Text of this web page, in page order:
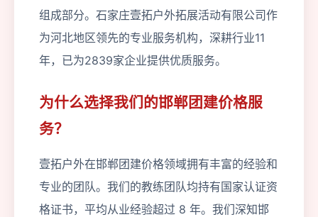
组成部分。石家庄壹拓户外拓展活动有限公司作
为河北地区领先的专业服务机构，深耕行业11
年，已为2839家企业提供优质服务。
为什么选择我们的邯郸团建价格服
务？
壹拓户外在邯郸团建价格领域拥有丰富的经验和
专业的团队。我们的教练团队均持有国家认证资
格证书，平均从业经验超过 8 年。我们深知邯